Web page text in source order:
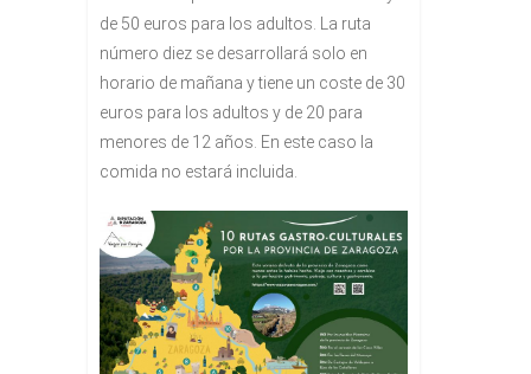
de 50 euros para los adultos. La ruta
número diez se desarrollará solo en
horario de mañana y tiene un coste de 30
euros para los adultos y de 20 para
menores de 12 años. En este caso la
comida no estará incluida.